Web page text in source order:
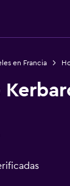
en Francia